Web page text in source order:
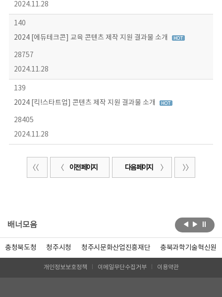
2024.11.28
140
2024 [에듀테크콘] 교육 콘텐츠 제작 지원 결과물 소개
28757
2024.11.28
139
2024 [킥!스타트업] 콘텐츠 제작 지원 결과물 소개
28405
2024.11.28
이전 페이지 다음 페이지
배너모음
충청북도청 청주시청 청주시문화산업진흥재단 충북과학기술혁신원
개인정보보호정책 이메일무단수집거부 이용약관